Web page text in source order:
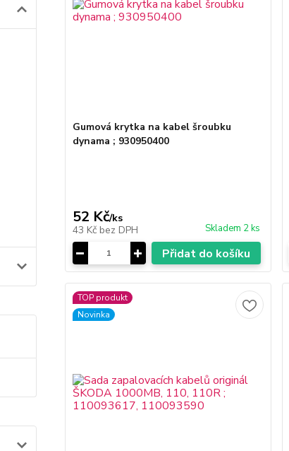
Gumová krytka na kabel šroubku
dynama ; 930950400
52 Kč/ks
43 Kč bez DPH Skladem 2 ks
Přidat do košíku
TOP produkt
Novinka